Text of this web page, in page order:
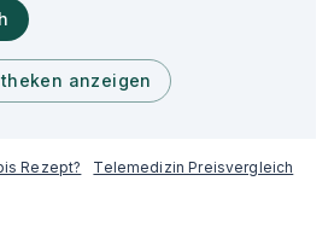
anzeigen
Rezept?
Telemedizin Preisvergleich